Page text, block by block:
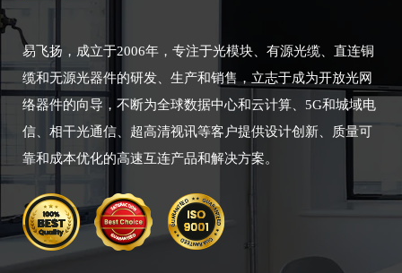
易飞扬，成立于2006年，专注于光模块、有源光缆、直连铜
缆和无源光器件的研发、生产和销售，立志于成为开放光网
络器件的向导，不断为全球数据中心和云计算、5G和城域电
信、相干光通信、超高清视讯等客户提供设计创新、质量可
靠和成本优化的高速互连产品和解决方案。